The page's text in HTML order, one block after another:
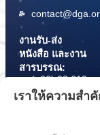
งานรับ-ส่ง
หนังสือ และงาน
สารบรรณ:
(+66) 02 612
6000
เราให้ความส